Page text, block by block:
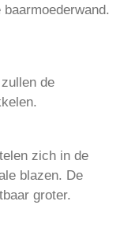
de
zich in de
blazen. De
groter.